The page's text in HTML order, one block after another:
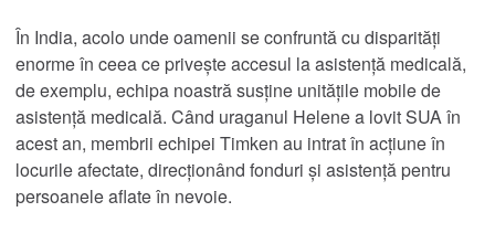
WORLD
LANGUAGES
În India, acolo unde oamenii se confruntă cu disparități
enorme în ceea ce privește accesul la asistență medicală,
de exemplu, echipa noastră susține unitățile mobile de
asistență medicală. Când uraganul Helene a lovit SUA în
acest an, membrii echipei Timken au intrat în acțiune în
locurile afectate, direcționând fonduri și asistență pentru
persoanele aflate în nevoie.